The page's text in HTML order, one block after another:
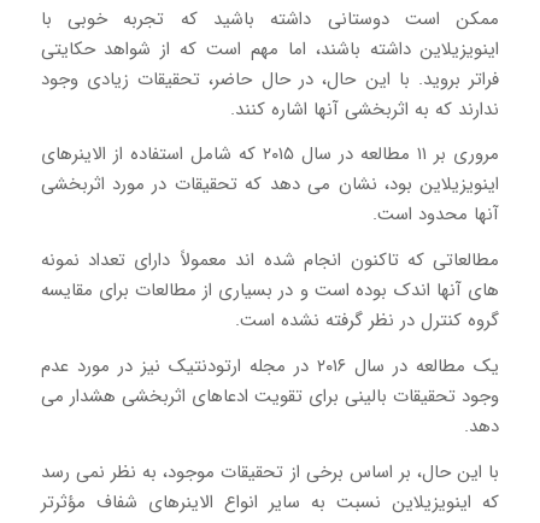
ممکن است دوستانی داشته باشید که تجربه خوبی با
اینویزیلاین داشته باشند، اما مهم است که از شواهد حکایتی
فراتر بروید. با این حال، در حال حاضر، تحقیقات زیادی وجود
ندارند که به اثربخشی آنها اشاره کنند.
مروری بر ۱۱ مطالعه در سال ۲۰۱۵ که شامل استفاده از الاینرهای
اینویزیلاین بود، نشان می دهد که تحقیقات در مورد اثربخشی
آنها محدود است.
مطالعاتی که تاکنون انجام شده اند معمولاً دارای تعداد نمونه
های آنها اندک بوده است و در بسیاری از مطالعات برای مقایسه
گروه کنترل در نظر گرفته نشده است.
یک مطالعه در سال ۲۰۱۶ در مجله ارتودنتیک نیز در مورد عدم
وجود تحقیقات بالینی برای تقویت ادعاهای اثربخشی هشدار می
دهد.
با این حال، بر اساس برخی از تحقیقات موجود، به نظر نمی رسد
که اینویزیلاین نسبت به سایر انواع الاینرهای شفاف مؤثرتر